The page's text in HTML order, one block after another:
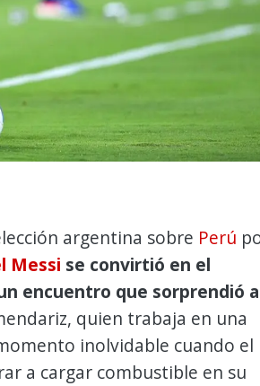
argentina sobre Perú
Messi se convirtió en el
encuentro que sorprendió a
quien trabaja en una
inolvidable cuando el
a cargar combustible en su